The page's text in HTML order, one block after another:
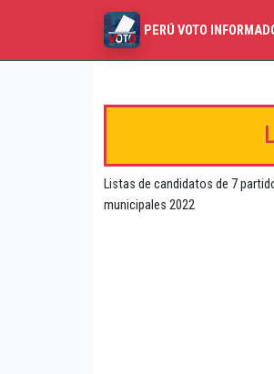
PERÚ VOTO
Listas de candidatos de 7
municipales 2022